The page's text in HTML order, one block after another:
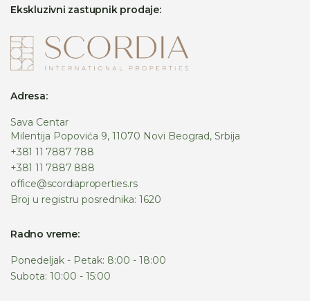
Ekskluzivni zastupnik prodaje:
Adresa:
Sava Centar
Milentija Popovića 9, 11070 Novi Beograd, Srbija
+381 11 7887 788
+381 11 7887 888
office@scordiaproperties.rs
Broj u registru posrednika: 1620
Radno vreme:
Ponedeljak - Petak: 8:00 - 18:00
Subota: 10:00 - 15:00